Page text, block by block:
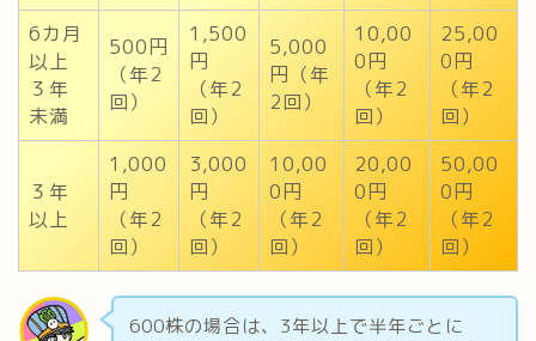
6カ月
以上
３年
未満
500円
（年2
回）
1,500
円
（年2
回）
5,000
円（年
2回）
10,00
0円
（年2
回）
25,00
0円
（年2
回）
３年
以上
1,000
円
（年2
回）
3,000
円
（年2
回）
10,00
0円
（年2
回）
20,00
0円
（年2
回）
50,00
0円
（年2
回）
600株の場合は、3年以上で半年ごとに